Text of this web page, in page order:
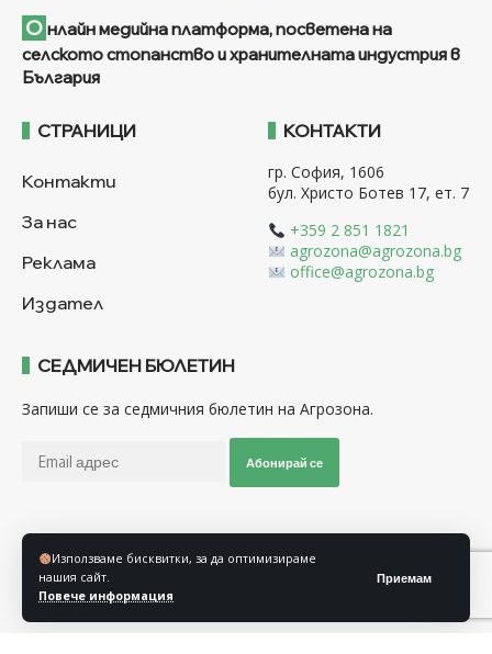
Използваме бисквитки, за да оптимизираме
нашия сайт.
Повече информация
Приемам
О нлайн медийна платформа, посветена на
селското стопанство и хранителната индустрия в
България
СТРАНИЦИ
Контакти
За нас
Реклама
Издател
КОНТАКТИ
гр. София, 1606
бул. Христо Ботев 17, ет. 7
+359 2 851 1821
agrozona@agrozona.bg
office@agrozona.bg
СЕДМИЧЕН БЮЛЕТИН
Запиши се за седмичния бюлетин на Агрозона.
Абонирай се
Последвайте ни